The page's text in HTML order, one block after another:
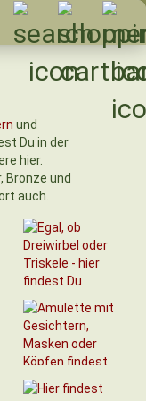
und
Du in der
hier.
Bronze und
auch.